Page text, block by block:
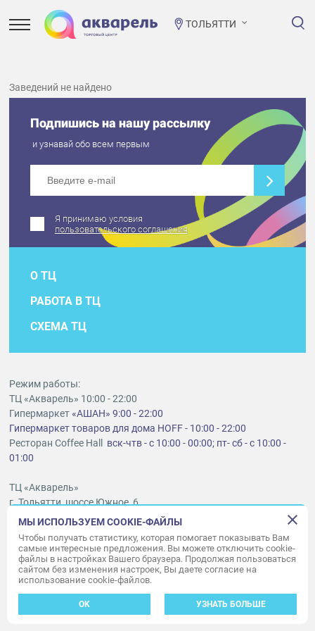
ТОЛЬЯТТИ
Заведений не найдено
Подпишись на нашу рассылку
и узнавай обо всем первым
Я принимаю условия
пользовательского соглашения
О ТЦ
РАБОТА В ТЦ
СХЕМА ТЦ
Режим работы:
ТЦ «Акварель» 10:00 - 22:00
Гипермаркет«АШАН» 9:00 - 22:00
Гипермаркет товаров для дома HOFF - 10:00 - 22:00
Ресторан Coffee Hall вск-чтв - с 10:00 - 00:00; пт- сб - с 10:00 -
01:00
ТЦ «Акварель»
г. Тольятти, шоссе Южное, 6
lt@aquarelle-centre.ru
ООО «Акварель»
© «Акварель» 2010–2026. Все права защищены.
Дизайн концепция сайта —
Адаптивный дизайн и программирование —34ВЕБ
МЫ ИСПОЛЬЗУЕМ COOKIE-ФАЙЛЫ
Чтобы получать статистику, которая помогает показывать Вам
самые интересные предложения. Вы можете отключить cookie-
файлы в настройках Вашего браузера. Продолжая пользоваться
сайтом без изменения настроек, Вы даете согласие на
использование cookie-файлов.
OK УЗНАТЬ БОЛЬШЕ